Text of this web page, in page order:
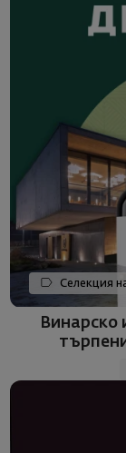
Селекция
Винарско